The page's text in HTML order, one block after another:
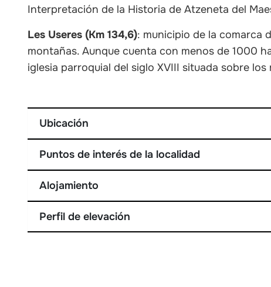
Interpretación de la Historia de Atzeneta del
Les Useres (Km 134,6): municipio de la comarca
montañas. Aunque cuenta con menos de 1000
iglesia parroquial del siglo XVIII situada sobre
Ubicación
Puntos de interés de la localidad
Alojamiento
Perfil de elevación